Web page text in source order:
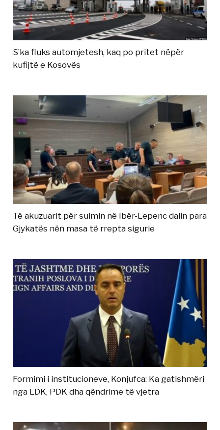
S’ka fluks automjetesh, kaq po pritet nëpër
kufijtë e Kosovës
Të akuzuarit për sulmin në Ibër-Lepenc dalin para
Gjykatës nën masa të rrepta sigurie
Formimi i institucioneve, Konjufca: Ka gatishmëri
nga LDK, PDK dha qëndrime të vjetra